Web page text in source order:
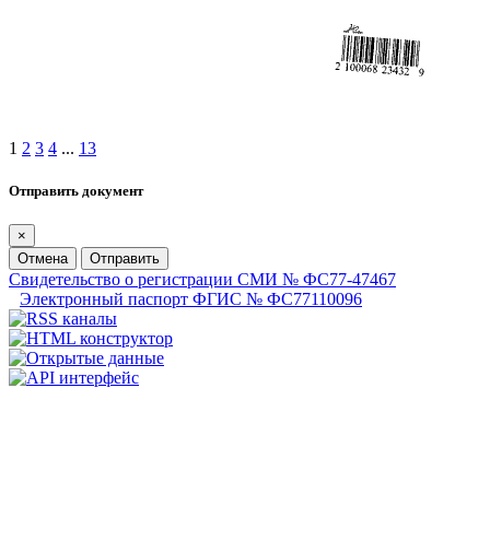
1 2 3 4 ... 13
Отправить документ
×
Отмена
Отправить
Свидетельство о регистрации СМИ № ФС77-47467
Электронный паспорт ФГИС № ФС77110096